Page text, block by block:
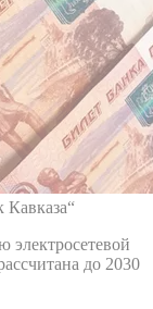
электросетевой
до 2030